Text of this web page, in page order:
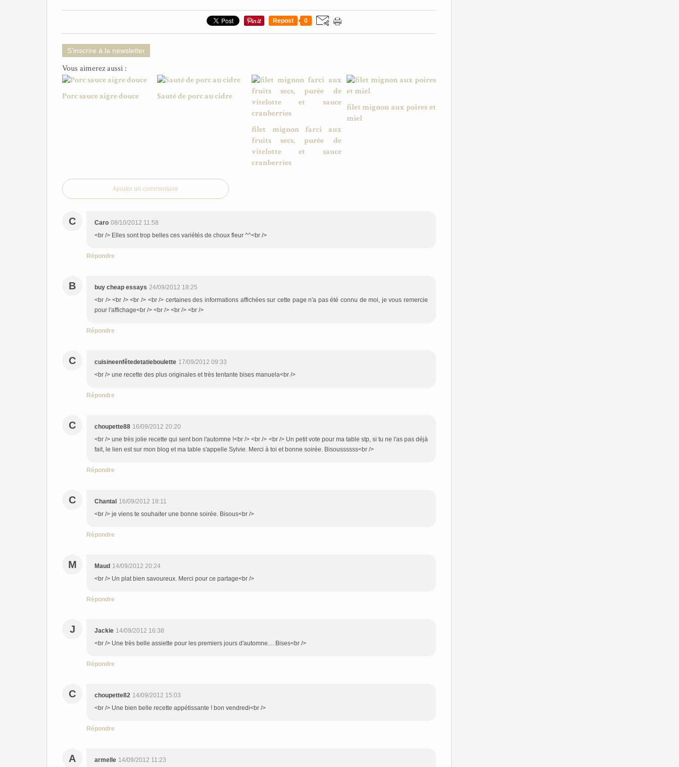
Repost 0
S'inscrire à la newsletter
Vous aimerez aussi :
Porc sauce aigre douce Sauté de porc au cidre
filet mignon farci aux
fruits secs, purée de
vitelotte et sauce
cranberries
filet mignon aux poires et
miel
Ajouter un commentaire
C Caro 08/10/2012 11:58
<br /> Elles sont trop belles ces variétés de choux fleur ^^<br />
Répondre
B buy cheap essays 24/09/2012 18:25
<br /> <br /> <br /> <br /> certaines des informations affichées sur cette page n'a pas été connu de moi, je vous remercie
pour l'affichage<br /> <br /> <br /> <br />
Répondre
C cuisineenfêtedetatieboulette 17/09/2012 09:33
<br /> une recette des plus originales et très tentante bises manuela<br />
Répondre
C choupette88 16/09/2012 20:20
<br /> une très jolie recette qui sent bon l'automne !<br /> <br /> <br /> Un petit vote pour ma table stp, si tu ne l'as pas déjà
fait, le lien est sur mon blog et ma table s'appelle Sylvie. Merci à toi et bonne soirée. Bisoussssss<br />
Répondre
C Chantal 16/09/2012 18:11
<br /> je viens te souhaiter une bonne soirée. Bisous<br />
Répondre
M Maud 14/09/2012 20:24
<br /> Un plat bien savoureux. Merci pour ce partage<br />
Répondre
J Jackie 14/09/2012 16:38
<br /> Une très belle assiette pour les premiers jours d'automne.... Bises<br />
Répondre
C choupette82 14/09/2012 15:03
<br /> Une bien belle recette appétissante ! bon vendredi<br />
Répondre
A armelle 14/09/2012 11:23